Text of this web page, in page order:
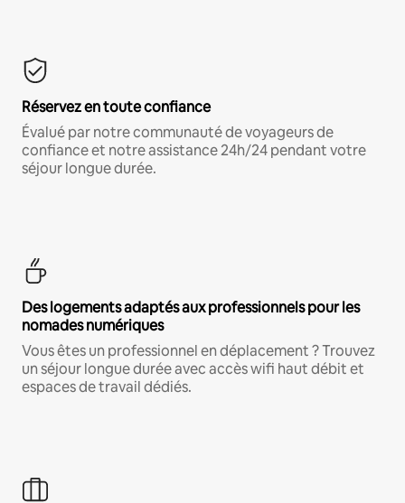
Réservez en toute confiance
Évalué par notre communauté de voyageurs de
confiance et notre assistance 24h/24 pendant votre
séjour longue durée.
Des logements adaptés aux professionnels pour les
nomades numériques
Vous êtes un professionnel en déplacement ? Trouvez
un séjour longue durée avec accès wifi haut débit et
espaces de travail dédiés.